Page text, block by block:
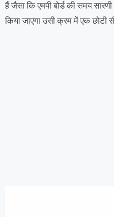
हैं जैसा कि एमपी बोर्ड की समय
किया जाएगा उसी क्रम में एक छोटी